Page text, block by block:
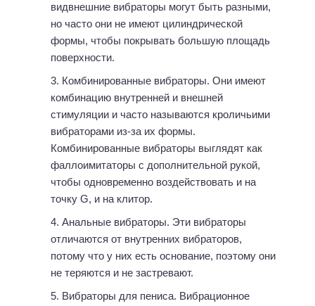
видвнешние вибраторы могут быть разными,
но часто они не имеют цилиндрической
формы, чтобы покрывать большую площадь
поверхности.
Комбинированные вибраторы. Они имеют
комбинацию внутренней и внешней
стимуляции и часто называются кроличьими
вибраторами из-за их формы.
Комбинированные вибраторы выглядят как
фаллоимитаторы с дополнительной рукой,
чтобы одновременно воздействовать и на
точку G, и на клитор.
Анальные вибраторы. Эти вибраторы
отличаются от внутренних вибраторов,
потому что у них есть основание, поэтому они
не теряются и не застревают.
Вибраторы для пениса. Вибрационное